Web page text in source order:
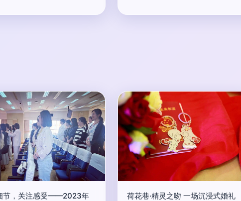
节，关注感受——2023年
荷花巷·精灵之吻 一场沉浸式婚礼